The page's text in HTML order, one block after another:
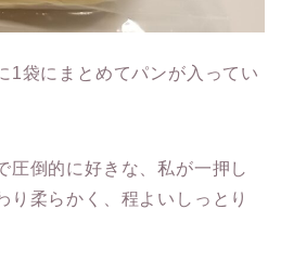
1袋にまとめてパンが入ってい
圧倒的に好きな、私が一押し
り柔らかく、程よいしっとり